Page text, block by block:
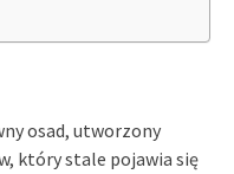
osad, utworzony
który stale pojawia się